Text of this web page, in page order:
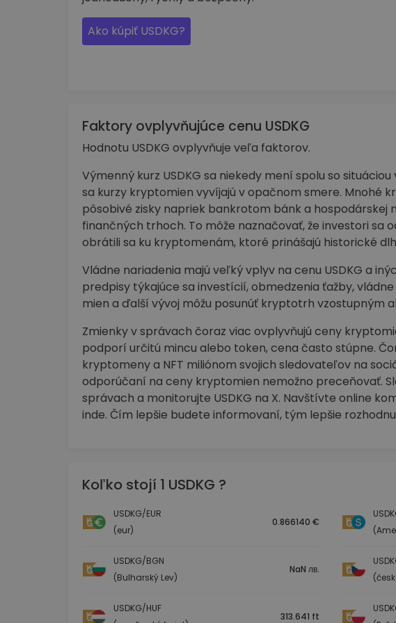
Ako kúpiť USDKG?
Faktory ovplyvňujúce cenu USDKG
Hodnotu USDKG ovplyvňuje veľa faktorov.
Výmenný kurz USDKG sa niekedy mení spolu so
sa kurzy kryptomien vyvíjajú v opačnom smere. Mnohé
pôsobivé zisky napriek bankrotom bánk a hospodárskej
finančných trhoch. To môže naznačovať, že investori sa
obrátili sa ku kryptomenám, ktoré prinášajú historické
Vládne nariadenia majú veľký vplyv na cenu USDKG a
predpisy týkajúce sa investícií, obmedzenia ťažby,
mien a ďalší vývoj môžu posunúť kryptotrh vzostupným
Zmienky v správach čoraz viac ovplyvňujú ceny
podporí určitú mincu alebo token, cena často stúpne.
kryptomeny a NFT miliónom svojich sledovateľov na
odporúčaní na ceny kryptomien nemožno preceňovať.
správach a monitorujte USDKG na X. Navštívte online
inde. Čím lepšie budete informovaní, tým lepšie
Koľko stojí 1 USDKG ?
USDKG/EUR
(eur)
0.866140 €
USDKG/BGN
(Bulharský Lev)
NaN лв.
USDKG/HUF
313.641 ft